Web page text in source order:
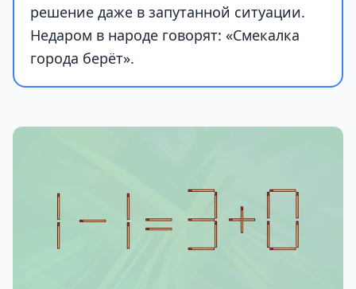
решение даже в запутанной ситуации.
Недаром в народе говорят: «Смекалка
города берёт».